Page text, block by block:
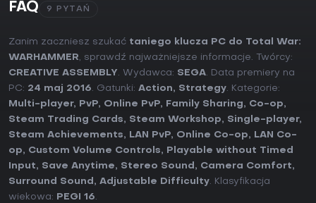
FAQ 9 PYTAŃ
Zanim zaczniesz szukać taniego klucza PC do Total War:
WARHAMMER, sprawdź najważniejsze informacje. Twórcy:
CREATIVE ASSEMBLY. Wydawca: SEGA. Data premiery na
PC: 24 maj 2016. Gatunki: Action, Strategy. Kategorie:
Multi-player, PvP, Online PvP, Family Sharing, Co-op,
Steam Trading Cards, Steam Workshop, Single-player,
Steam Achievements, LAN PvP, Online Co-op,
LAN Co-
op, Custom Volume Controls,
Playable without Timed
Input, Save Anytime, Stereo Sound , Camera Comfort,
Surround Sound , Adjustable Difficulty. Klasyfikacja
wiekowa:
PEGI 16.